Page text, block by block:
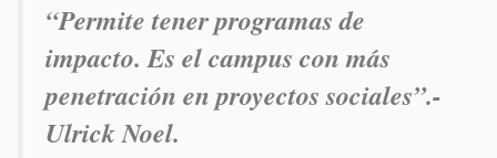
“Permite tener programas de
impacto. Es el campus con más
penetración en proyectos sociales”.-
Ulrick Noel.